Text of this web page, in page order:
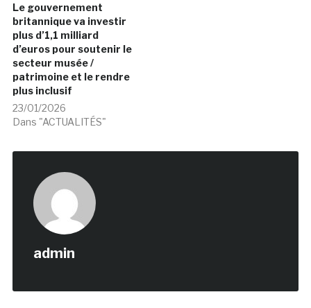
Le gouvernement
britannique va investir
plus d’1,1 milliard
d’euros pour soutenir le
secteur musée /
patrimoine et le rendre
plus inclusif
23/01/2026
Dans "ACTUALITÉS"
admin